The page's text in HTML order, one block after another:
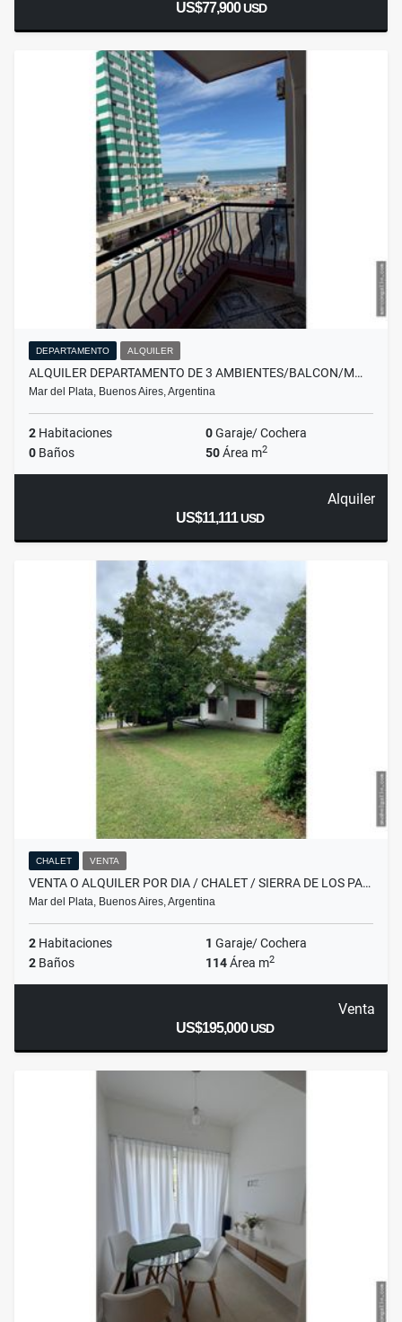
US$77,900USD
DEPARTAMENTO ALQUILER
ALQUILER DEPARTAMENTO DE 3 AMBIENTES/BALCON/M…
Mar del Plata, Buenos Aires, Argentina
2 Habitaciones 0Garaje/ Cochera
0 Baños 50Área m2
Alquiler
US$11,111USD
CHALET VENTA
VENTA O ALQUILER POR DIA / CHALET / SIERRA DE LOS PA…
Mar del Plata, Buenos Aires, Argentina
2 Habitaciones 1 Garaje/ Cochera
2 Baños 114Área m2
Venta
US$195,000USD